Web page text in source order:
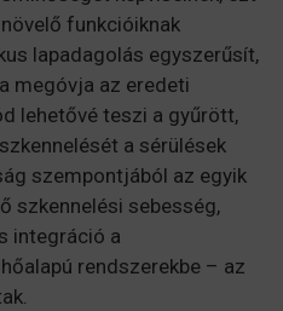
funkcióiknak
lapadagolás egyszerűsít,
megóvja az eredeti
lehetővé teszi a gyűrött,
a sérülések
szempontjából az egyik
szkennelési sebesség,
integráció a
rendszerekbe – az